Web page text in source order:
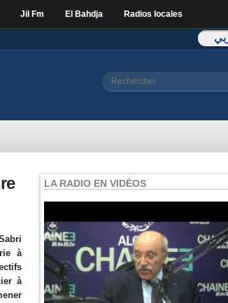
Jil Fm El Bahdja Radios locales
Formulaire de
Rechercher
à
à
LA RADIO EN VIDÉOS